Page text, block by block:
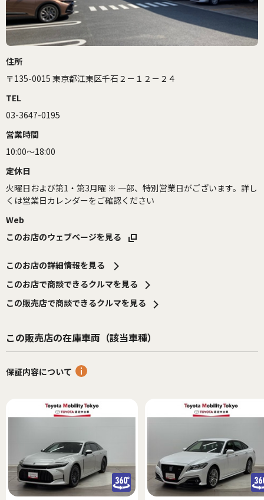
住所
〒135-0015 東京都江東区千石２－１２－２４
TEL
03-3647-0195
営業時間
10:00～18:00
定休日
火曜日および第1・第3月曜 ※ 一部、特別営業日がございます。詳し
くは営業日カレンダーをご確認ください
Web
このお店のウェブページを見る
このお店の詳細情報を見る
このお店で商談できるクルマを見る
この販売店で商談できるクルマを見る
この販売店の在庫車両（該当車種）
保証内容について